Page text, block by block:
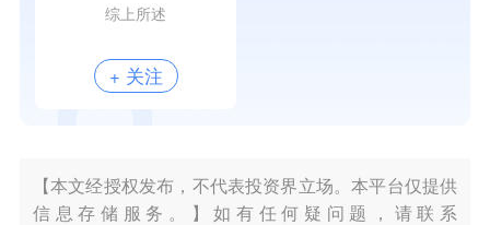
综上所述
+ 关注
【本文经授权发布，不代表投资界立场。本平台仅提供
信息存储服务。】如有任何疑问题，请联系